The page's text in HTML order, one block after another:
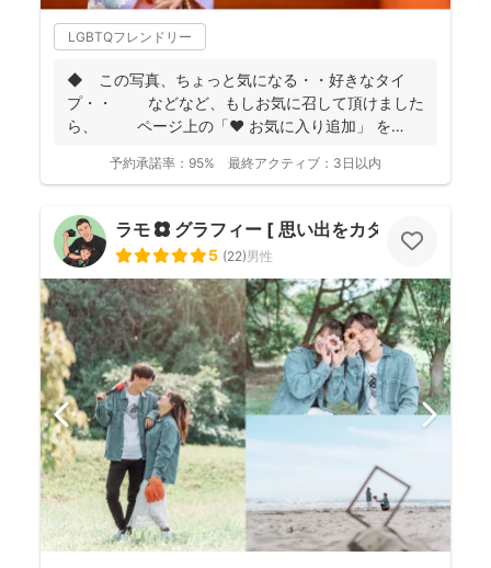
LGBTQフレンドリー
◆ この写真、ちょっと気になる・・好きなタイ
プ・・ などなど、もしお気に召して頂けました
ら、 ページ上の「❤ お気に入り追加」 を
予約承諾率： 95% 最終アクティブ： 3日以内
ラモ ✿ グラフィー [ 思い出をカタチに ]
5 (22)男性